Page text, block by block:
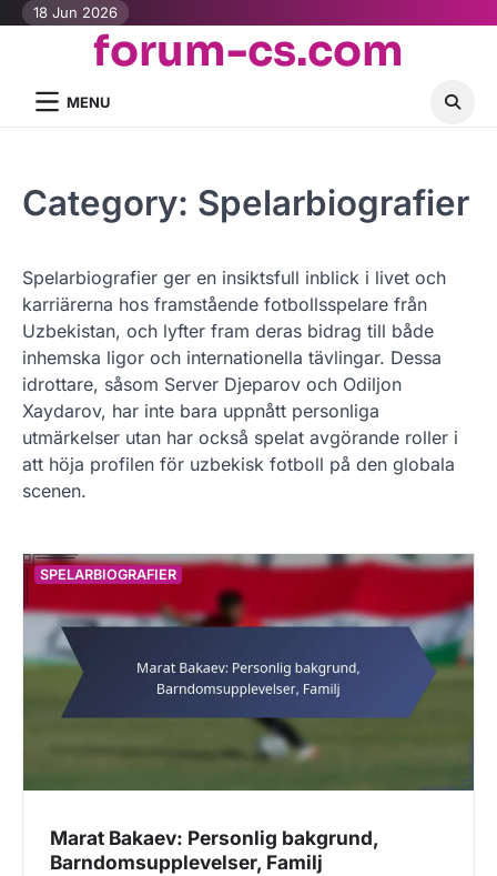
Skip18 Jun 2026
forum-cs.com
MENU
Category: Spelarbiografier
Spelarbiografier ger en insiktsfull inblick i livet och
karriärerna hos framstående fotbollsspelare från
Uzbekistan, och lyfter fram deras bidrag till både
inhemska ligor och internationella tävlingar. Dessa
idrottare, såsom Server Djeparov och Odiljon
Xaydarov, har inte bara uppnått personliga
utmärkelser utan har också spelat avgörande roller i
att höja profilen för uzbekisk fotboll på den globala
scenen.
SPELARBIOGRAFIER
Marat Bakaev: Personlig bakgrund,
Barndomsupplevelser, Familj